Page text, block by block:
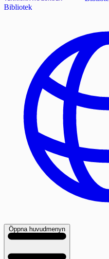
Bibliotek
Öppna huvudmenyn